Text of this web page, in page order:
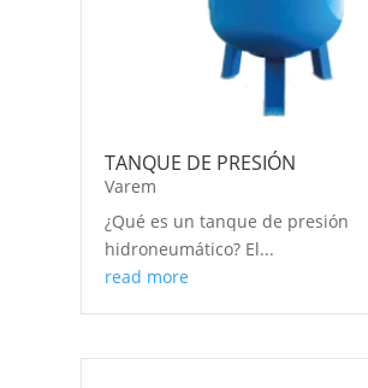
TANQUE DE PRESIÓN
Varem
¿Qué es un tanque de presión
hidroneumático? El...
read more